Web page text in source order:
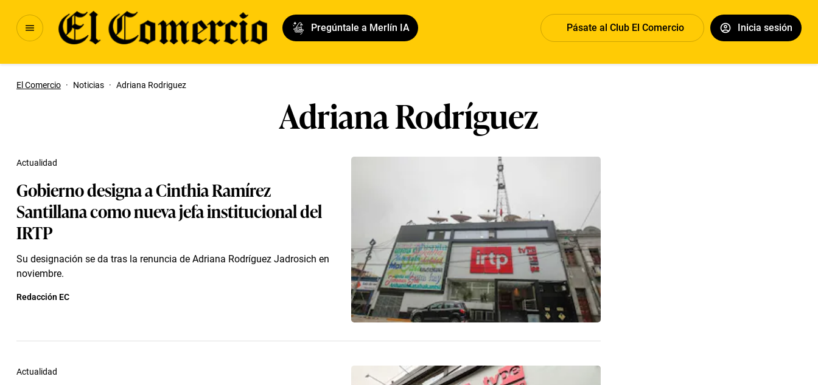
Pregúntale a Merlín IA Pásate al Club El Comercio Inicia sesión
El Comercio · Noticias · Adriana Rodriguez
Adriana Rodríguez
Gobierno designa a Cinthia Ramírez
Santillana como nueva jefa institucional del
IRTP
Su designación se da tras la renuncia de Adriana Rodríguez Jadrosich en
noviembre.
Actualidad
Redacción EC
Actualidad